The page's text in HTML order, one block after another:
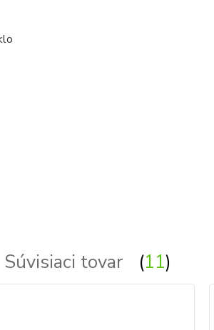
Súvisiaci tovar 11